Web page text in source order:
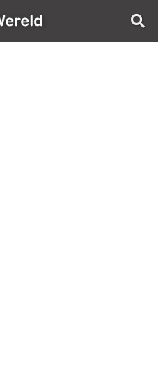
AppWereld